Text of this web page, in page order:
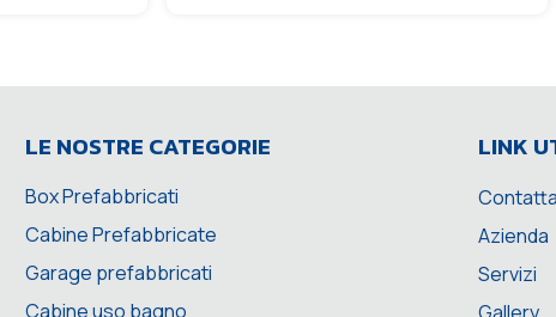
LE NOSTRE CATEGORIE
Box Prefabbricati
Cabine Prefabbricate
Garage prefabbricati
Cabine uso bagno
LINK
Azienda
Servizi